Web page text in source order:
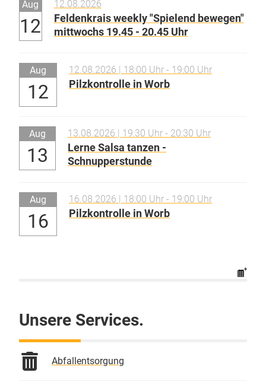
Unsere Services.
Abfallentsorgung
Aug
12
12.08.2026
Feldenkrais weekly "Spielend bewegen"
mittwochs 19.45 - 20.45 Uhr
Aug
12
12.08.2026 | 18:00 Uhr - 19:00 Uhr
Pilzkontrolle in Worb
Aug
13
13.08.2026 | 19:30 Uhr - 20:30 Uhr
Lerne Salsa tanzen -
Schnupperstunde
Aug
16
16.08.2026 | 18:00 Uhr - 19:00 Uhr
Pilzkontrolle in Worb